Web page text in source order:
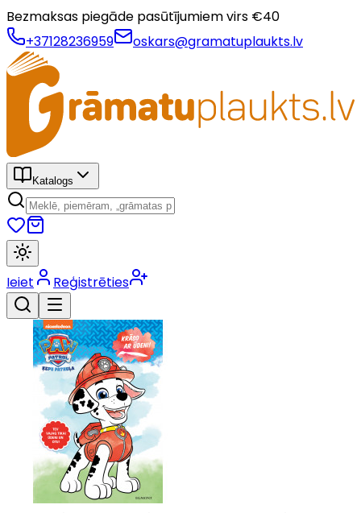
Bezmaksas piegāde pasūtījumiem virs €40
+37128236959
oskars@gramatuplaukts.lv
Katalogs
Ieiet Reģistrēties